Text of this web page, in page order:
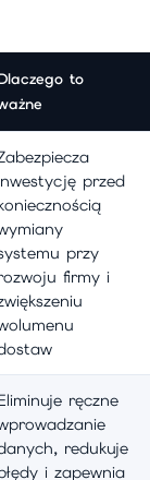
to
przed
przy
firmy i
ręczne
redukuje
i zapewnia